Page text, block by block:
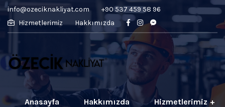
info@ozeciknakliyat.com
+90 537 459 58 96
Hizmetlerimiz
Hakkımızda
Anasayfa Hakkımızda Hizmetlerimiz